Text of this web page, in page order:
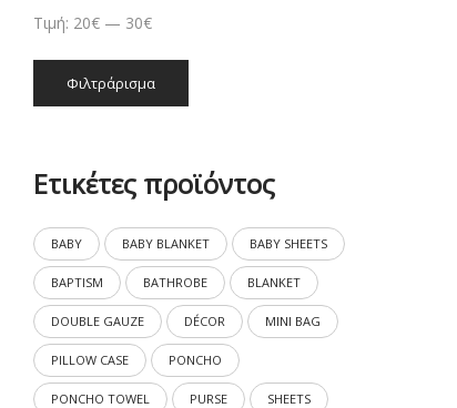
Φιλτράρισμα
Τιμή: 20€ — 30€
Ετικέτες προϊόντος
BABY BABY BLANKET BABY SHEETS
BAPTISM BATHROBE BLANKET
DOUBLE GAUZE DÉCOR MINI BAG
PILLOW CASE PONCHO
PONCHO TOWEL PURSE SHEETS